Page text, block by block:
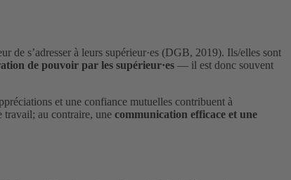
de s’adresser à leurs supérieur·es (DGB, 2019). Ils/elles sont
de pouvoir par les supérieur·es — il est donc souvent
et une confiance mutuelles contribuent à
travail; au contraire, une communication efficace et une